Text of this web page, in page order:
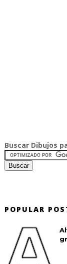
Buscar Dibujos
POPULAR